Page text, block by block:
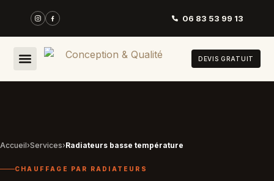
06 83 53 99 13
DEVIS GRATUIT
Accueil›Services›Radiateurs basse température
CHAUFFAGE PAR RADIATEURS